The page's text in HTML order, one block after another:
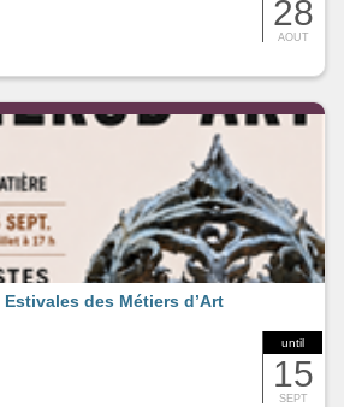
28
AOUT
until
15
SEPT
des Métiers d’Art